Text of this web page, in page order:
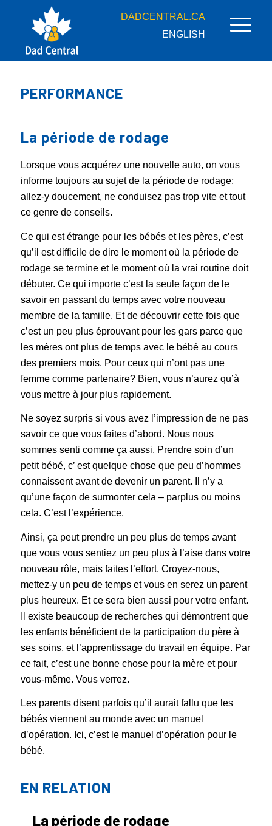
DADCENTRAL.CA
ENGLISH
PERFORMANCE
La période de rodage
Lorsque vous acquérez une nouvelle auto, on vous
informe toujours au sujet de la période de rodage;
allez-y doucement, ne conduisez pas trop vite et tout
ce genre de conseils.
Ce qui est étrange pour les bébés et les pères, c’est
qu’il est difficile de dire le moment où la période de
rodage se termine et le moment où la vrai routine doit
débuter. Ce qui importe c’est la seule façon de le
savoir en passant du temps avec votre nouveau
membre de la famille. Et de découvrir cette fois que
c’est un peu plus éprouvant pour les gars parce que
les mères ont plus de temps avec le bébé au cours
des premiers mois. Pour ceux qui n’ont pas une
femme comme partenaire? Bien, vous n’aurez qu’à
vous mettre à jour plus rapidement.
Ne soyez surpris si vous avez l’impression de ne pas
savoir ce que vous faites d’abord. Nous nous
sommes senti comme ça aussi. Prendre soin d’un
petit bébé, c’ est quelque chose que peu d’hommes
connaissent avant de devenir un parent. Il n’y a
qu’une façon de surmonter cela – parplus ou moins
cela. C’est l’expérience.
Ainsi, ça peut prendre un peu plus de temps avant
que vous vous sentiez un peu plus à l’aise dans votre
nouveau rôle, mais faites l’effort. Croyez-nous,
mettez-y un peu de temps et vous en serez un parent
plus heureux. Et ce sera bien aussi pour votre enfant.
Il existe beaucoup de recherches qui démontrent que
les enfants bénéficient de la participation du père à
ses soins, et l’apprentissage du travail en équipe. Par
ce fait, c’est une bonne chose pour la mère et pour
vous-même. Vous verrez.
Les parents disent parfois qu’il aurait fallu que les
bébés viennent au monde avec un manuel
d’opération. Ici, c’est le manuel d’opération pour le
bébé.
EN RELATION
La période de rodage